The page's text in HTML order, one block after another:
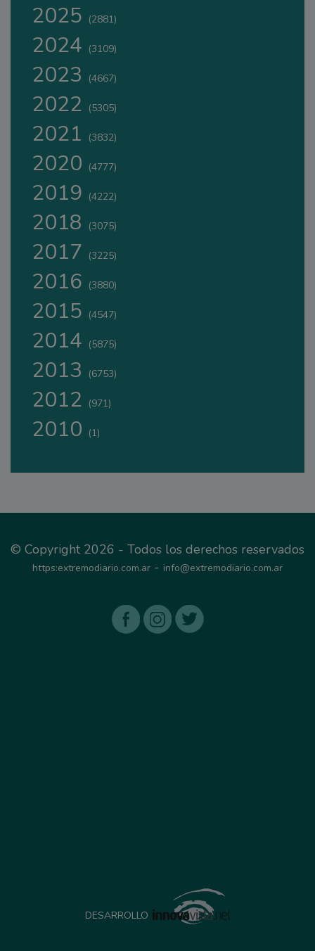
2025 (2881)
2024 (3109)
2023 (4667)
2022 (5305)
2021 (3832)
2020 (4777)
2019 (4222)
2018 (3075)
2017 (3225)
2016 (3880)
2015 (4547)
2014 (5875)
2013 (6753)
2012 (971)
2010 (1)
© Copyright 2026 - Todos los derechos reservados
https:extremodiario.com.ar - info@extremodiario.com.ar
DESARROLLO